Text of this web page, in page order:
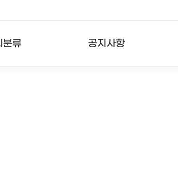
분류 공지사항